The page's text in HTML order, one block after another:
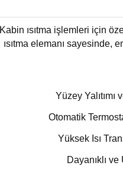
Kabin ısıtma işlemleri için
ısıtma elemanı sayesinde,
Yüzey
Otomatik
Yüksek Isı
Dayanıklı